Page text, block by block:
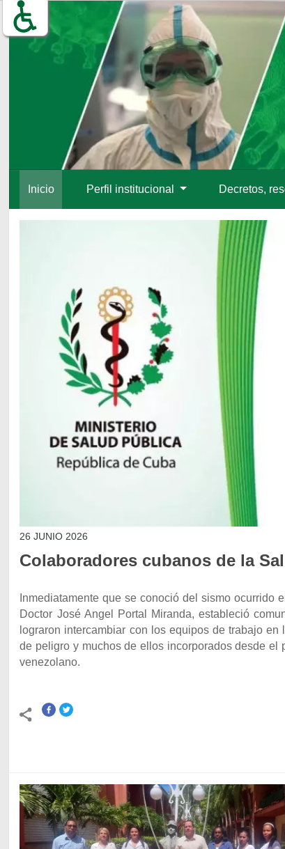
Inicio Perfil institucional Decretos,
Inicio
26 JUNIO 2026
Colaboradores cubanos de la
Inmediatamente que se conoció del sismo
Doctor José Angel Portal Miranda, estableció
lograron intercambiar con los equipos de trabajo
de peligro y muchos de ellos incorporados desde
venezolano.